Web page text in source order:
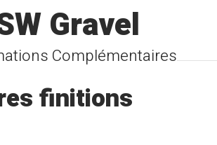
Complémentaires
Gravel
finitions